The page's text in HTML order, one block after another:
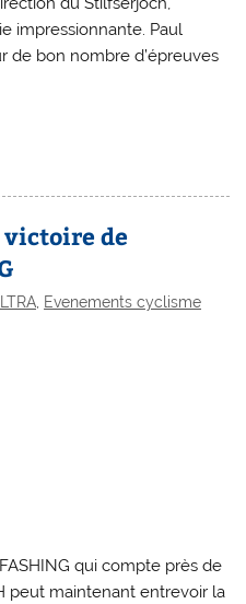
impressionnante. Paul
de bon nombre d’épreuves
victoire de
Evenements cyclisme
qui compte près de
peut maintenant entrevoir la